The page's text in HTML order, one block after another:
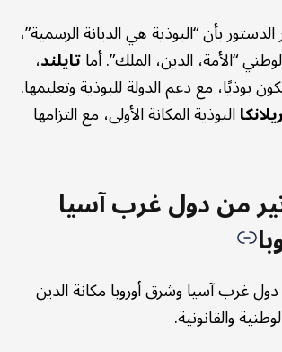
الدستور بأن “البوذية هي الديانة الرسمية”،
“الأمة، الدين، الملك”. أماتايلند،
بوذيًا، مع دعم الدولة للبوذية وتعليمها.
البوذية المكانة الأولى، مع التزامها
من دول غرب آسيا
غرب آسيا وشرق أوروبا مكانة الدين
والقانونية.